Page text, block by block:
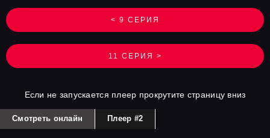
< 9 СЕРИЯ
11 СЕРИЯ >
Если не запускается плеер прокрутите страницу вниз
Смотреть онлайн Плеер #2